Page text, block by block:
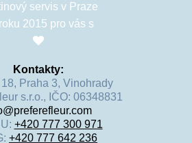
servis v Praze
2015 pro vás s
Kontakty:
Praha 3, Vinohrady
s.r.o., IČO: 06348831
+420 777 300 971
+420 777 642 236